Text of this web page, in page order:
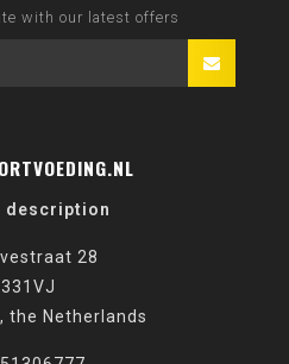
with our latest offers
description
28
the Netherlands